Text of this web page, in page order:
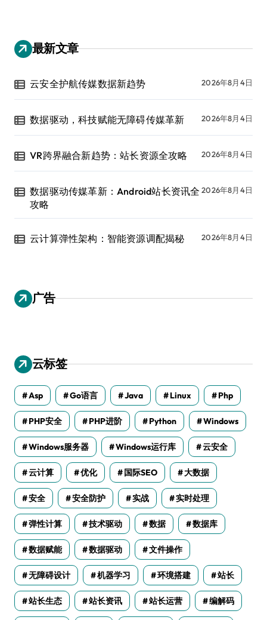
最新文章
云安全护航传媒数据新趋势 2026年8月4日
数据驱动，科技赋能无障碍传媒革新 2026年8月4日
VR跨界融合新趋势：站长资源全攻略 2026年8月4日
数据驱动传媒革新：Android站长资讯全
攻略
2026年8月4日
云计算弹性架构：智能资源调配揭秘 2026年8月4日
广告
云标签
Asp Go语言 Java Linux Php
PHP安全 PHP进阶 Python Windows
Windows服务器 Windows运行库 云安全
云计算 优化 国际SEO 大数据
安全 安全防护 实战 实时处理
弹性计算 技术驱动 数据 数据库
数据赋能 数据驱动 文件操作
无障碍设计 机器学习 环境搭建 站长
站长生态 站长资讯 站长运营 编解码